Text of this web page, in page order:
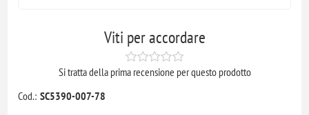
Viti per accordare
Si tratta della prima recensione per questo prodotto
Cod.: SC5390-007-78